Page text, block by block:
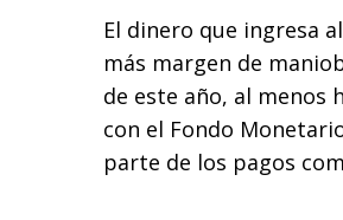
El dinero que ingresa
más margen de
de este año, al menos
con el Fondo
parte de los pagos